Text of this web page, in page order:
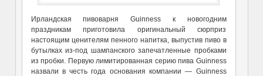
Ирландская пивоварня Guinness к новогодним
праздникам приготовила оригинальный сюрприз
настоящим ценителям пенного напитка, выпустив пиво в
бутылках из-под шампанского запечатленные пробками
из пробки. Первую лимитированная серию пива Guinness
назвали в честь года основания компании — Guinness